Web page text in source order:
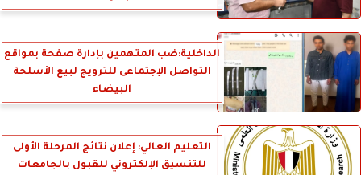
الداخلية:ضب المتهمين بإدارة صفحة بمواقع
التواصل الإجتماعى للترويج لبيع الأسلحة
البيضاء
التعليم العالي: إعلان نتائج المرحلة الأولى
للتنسيق الإلكتروني للقبول بالجامعات